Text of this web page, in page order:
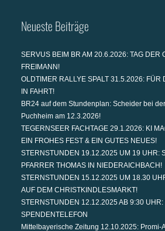
Neueste Beiträge
SERVUS BEIM BR AM 20.6.2026: TAG DER
FREIMANN!
OLDTIMER RALLYE SPALT 31.5.2026: FÜR
IN FAHRT!
BR24 auf dem Stundenplan: Scheider bei
Puchheim am 12.3.2026!
TEGERNSEER FACHTAGE 29.1.2026: KI
EIN FROHES FEST & EIN GUTES NEUES!
STERNSTUNDEN 19.12.2025 UM 19 UHR:
PFARRER THOMAS IN NIEDERAICHBACH!
STERNSTUNDEN 15.12.2025 UM 18.30
AUF DEM CHRISTKINDLESMARKT!
STERNSTUNDEN 12.12.2025 AB 9:30 UHR:
SPENDENTELEFON
Mittelbayerische Zeitung 12.10.2025: Promi-